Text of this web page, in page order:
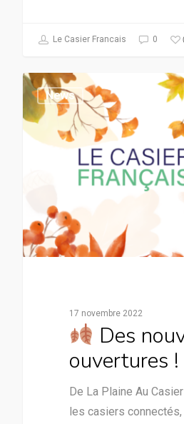
Le Casier Francais 0
News
17 novembre 2022
Des
ouvertures !
De La Plaine Au
les casiers